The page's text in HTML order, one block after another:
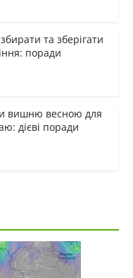
та зберігати
поради
вишню весною для
дієві поради